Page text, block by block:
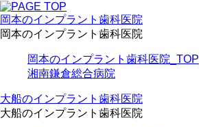
岡本のインプラント歯科医院
岡本のインプラント歯科医院
岡本のインプラント歯科医院_TOP
湘南鎌倉総合病院
大船のインプラント歯科医院
大船のインプラント歯科医院